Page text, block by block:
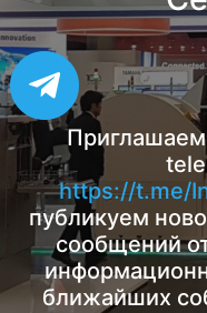
Приглашаем
https://t.me/
публикуем
сообщений
ближайших